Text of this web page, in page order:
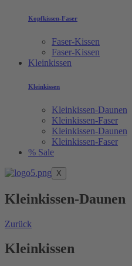
Kopfkissen-Faser
Faser-Kissen
Faser-Kissen
Kleinkissen
Kleinkissen
Kleinkissen-Daunen
Kleinkissen-Faser
Kleinkissen-Daunen
Kleinkissen-Faser
% Sale
X
Kleinkissen-Daunen
Zurück
Kleinkissen